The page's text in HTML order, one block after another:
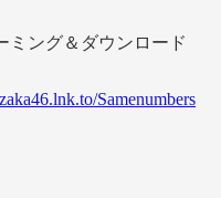
ミング＆ダウンロード
Samenumbers